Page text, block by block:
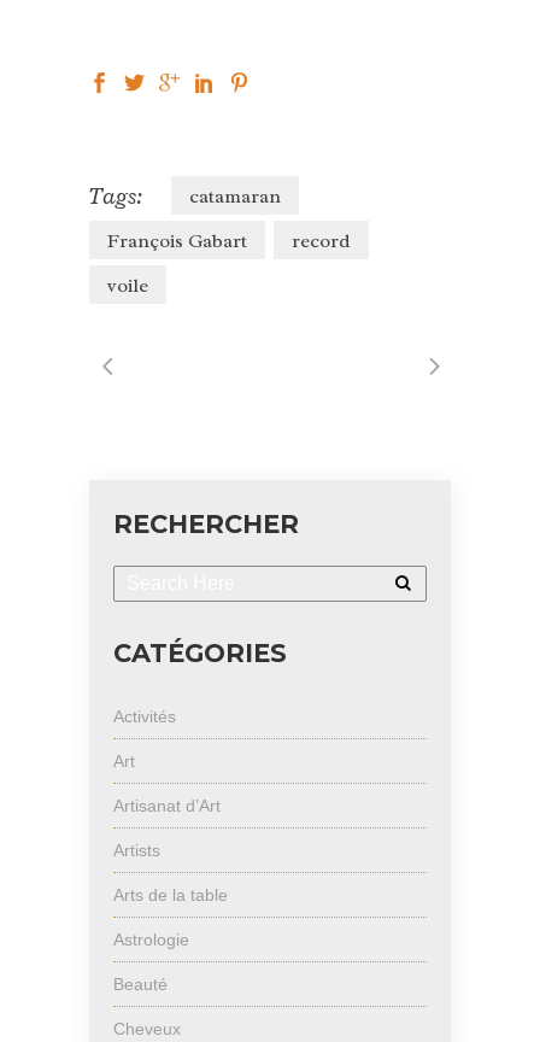
Tags:
catamaran
François Gabart
record
voile
RECHERCHER
CATÉGORIES
Activités
Art
Artisanat d’Art
Artists
Arts de la table
Astrologie
Beauté
Cheveux